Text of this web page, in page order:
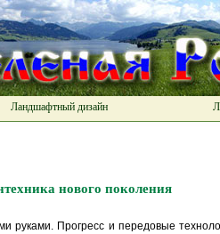
Ландшафтный дизайн
нового поколения
руками. Прогресс и передовые